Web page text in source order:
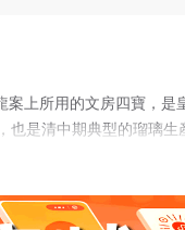
上所用的文房四寶，是
是清中期典型的瑠璃生
各異的九條龍，分别用圓
見！